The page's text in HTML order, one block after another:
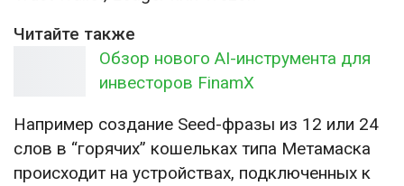
Читайте также
Обзор нового AI-инструмента для
инвесторов FinamX
Например создание Seed-фразы из 12 или 24
слов в “горячих” кошельках типа Метамаска
происходит на устройствах, подключенных к